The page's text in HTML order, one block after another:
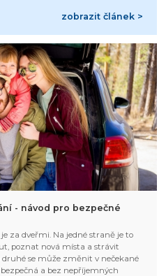
zobrazit článek >
- návod pro bezpečné
za dveřmi. Na jedné straně je to
poznat nová místa a strávit
druhé se může změnit v nečekané
a bez nepříjemných